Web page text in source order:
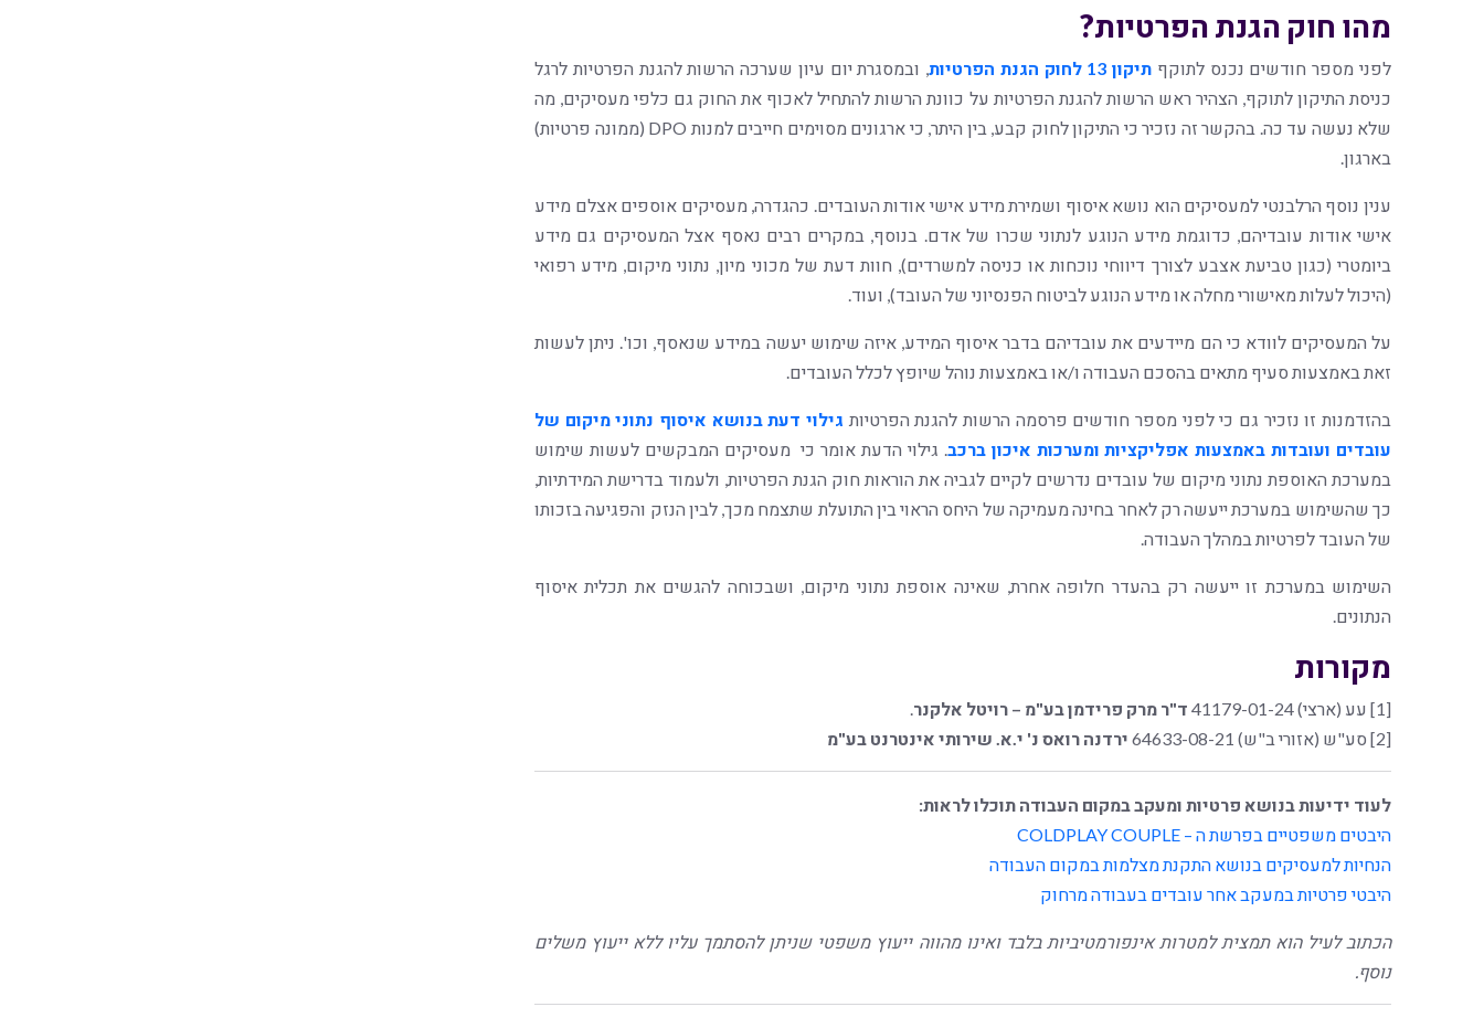
מהו חוק הגנת הפרטיות?
לפני מספר חודשים נכנס לתוקף תיקון 13 לחוק הגנת הפרטיות
, ובמסגרת יום עיון שערכה הרשות להגנת הפרטיות לרגל
כניסת התיקון לתוקף, הצהיר ראש הרשות להגנת הפרטיות על כוונת הרשות להתחיל לאכוף את החוק גם כלפי מעסיקים, מה
שלא נעשה עד כה. בהקשר זה נזכיר כי התיקון לחוק קבע, בין היתר, כי ארגונים מסוימים חייבים למנות DPO (ממונה פרטיות)
בארגון.
ענין נוסף הרלבנטי למעסיקים הוא נושא איסוף ושמירת מידע אישי אודות העובדים. כהגדרה, מעסיקים אוספים אצלם מידע
אישי אודות עובדיהם, כדוגמת מידע הנוגע לנתוני שכרו של אדם. בנוסף, במקרים רבים נאסף אצל המעסיקים גם מידע
ביומטרי (כגון טביעת אצבע לצורך דיווחי נוכחות או כניסה למשרדים), חוות דעת של מכוני מיון, נתוני מיקום, מידע רפואי
(היכול לעלות מאישורי מחלה או מידע הנוגע לביטוח הפנסיוני של העובד), ועוד.
על המעסיקים לוודא כי הם מיידעים את עובדיהם בדבר איסוף המידע, איזה שימוש יעשה במידע שנאסף, וכו'. ניתן לעשות
זאת באמצעות סעיף מתאים בהסכם העבודה ו/או באמצעות נוהל שיופץ לכלל העובדים.
בהזדמנות זו נזכיר גם כי לפני מספר חודשים פרסמה הרשות להגנת הפרטיות גילוי דעת בנושא איסוף נתוני מיקום של
עובדים ועובדות באמצעות אפליקציות ומערכות איכון ברכב . גילוי הדעת אומר כי מעסיקים המבקשים לעשות שימוש
במערכת האוספת נתוני מיקום של עובדים נדרשים לקיים לגביה את הוראות חוק הגנת הפרטיות, ולעמוד בדרישת המידתיות,
כך שהשימוש במערכת ייעשה רק לאחר בחינה מעמיקה של היחס הראוי בין התועלת שתצמח מכך, לבין הנזק והפגיעה בזכותו
של העובד לפרטיות במהלך העבודה.
השימוש במערכת זו ייעשה רק בהעדר חלופה אחרת, שאינה אוספת נתוני מיקום, ושבכוחה להגשים את תכלית איסוף
הנתונים.
מקורות
[1] עע (ארצי) 41179-01-24‏ ד"ר מרק פרידמן בע"מ – רויטל אלקנר
[2] סע"ש (אזורי ב"ש) 64633-08-21
ירדנה רואס נ' י.א. שירותי אינטרנט בע"מ
לעוד ידיעות בנושא פרטיות ומעקב במקום העבודה תוכלו לראות:
היבטים משפטיים בפרשת ה – COLDPLAY COUPLE
הנחיות למעסיקים בנושא התקנת מצלמות במקום העבודה
היבטי פרטיות במעקב אחר עובדים בעבודה מרחוק
הכתוב לעיל הוא תמצית למטרות אינפורמטיביות בלבד ואינו מהווה ייעוץ משפטי שניתן להסתמך עליו ללא ייעוץ משלים
נוסף.